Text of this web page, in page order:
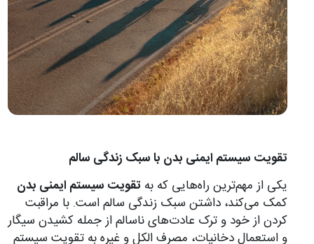
تقویت سیستم ایمنی بدن با سبک زندگی سالم
یکی از مهم‌ترین راه‌هایی که بهتقویت سیستم ایمنی بدن
کمک می‌کند، داشتن سبک زندگی سالم است. با مراقبت
کردن از خود و ترک عادت‌های ناسالم از جمله کشیدن سیگار
و استعمال دخانیات، مصرف الکل و غیره به تقویت سیستم